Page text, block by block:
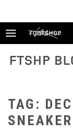
FTSHP
TAG: